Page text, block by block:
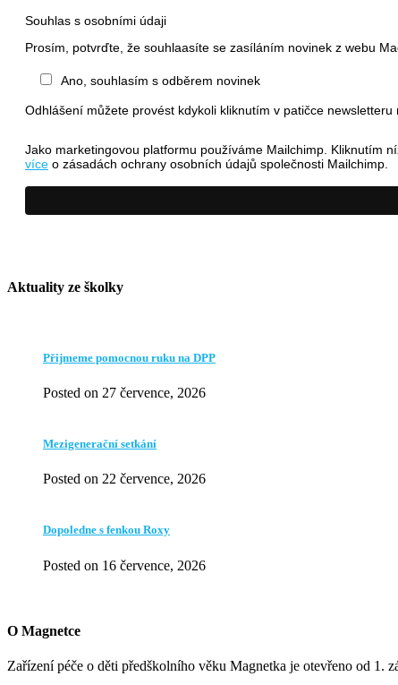
Souhlas s osobními údaji
Prosím, potvrďte, že souhlaasíte se zasíláním novinek z webu
Ano, souhlasím s odběrem novinek
Odhlášení můžete provést kdykoli kliknutím v patičce newsletteru
Jako marketingovou platformu používáme Mailchimp. Kliknutím
více o zásadách ochrany osobních údajů společnosti Mailchimp.
Aktuality ze školky
Přijmeme pomocnou ruku na DPP
Posted on 27 července, 2026
Mezigenerační setkání
Posted on 22 července, 2026
Dopoledne s fenkou Roxy
Posted on 16 července, 2026
O Magnetce
Zařízení péče o děti předškolního věku Magnetka je otevřeno od 1.